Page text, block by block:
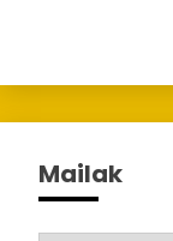
Mailak